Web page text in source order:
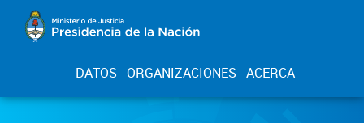
DATOS ORGANIZACIONES ACERCA